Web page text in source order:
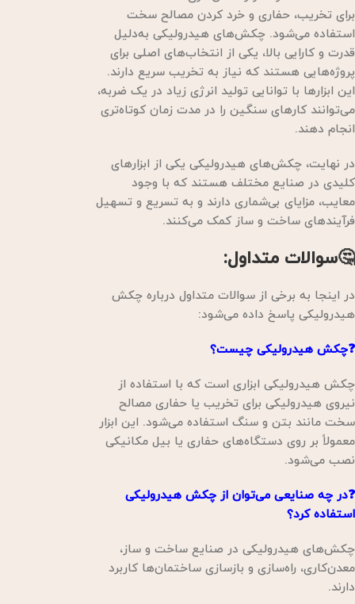
برای تخریب، حفاری و خرد کردن مصالح سخت
استفاده می‌شود. چکش‌های هیدرولیکی به‌دلیل
قدرت و کارایی بالا، یکی از انتخاب‌های اصلی برای
پروژه‌هایی هستند که نیاز به تخریب سریع دارند.
این ابزارها با توانایی تولید انرژی زیاد در یک ضربه،
می‌توانند کارهای سنگین را در مدت زمان کوتاه‌تری
انجام دهند.
در نهایت، چکش‌های هیدرولیکی یکی از ابزارهای
کلیدی در صنایع مختلف هستند که با وجود
معایب، مزایای بی‌شماری دارند و به تسریع و تسهیل
فرآیندهای ساخت و ساز کمک می‌کنند.
🤔سوالات متداول:
در اینجا به برخی از سوالات متداول درباره چکش
هیدرولیکی پاسخ داده می‌شود:
❓چکش هیدرولیکی چیست؟
چکش هیدرولیکی ابزاری است که با استفاده از
نیروی هیدرولیکی برای تخریب یا حفاری مصالح
سخت مانند بتن و سنگ استفاده می‌شود. این ابزار
معمولاً بر روی دستگاه‌های حفاری یا بیل مکانیکی
نصب می‌شود.
❓در چه صنایعی می‌توان از چکش هیدرولیکی
استفاده کرد؟
چکش‌های هیدرولیکی در صنایع ساخت و ساز،
معدن‌کاری، راه‌سازی و بازسازی ساختمان‌ها کاربرد
دارند.